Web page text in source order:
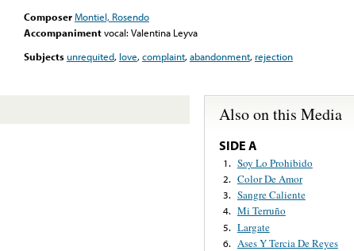
ComposerMontiel, Rosendo
Accompanimentvocal: Valentina Leyva
Subjectsunrequited, love,complaint,abandonment, rejection
Also on this Media
SIDE A
1. Soy Lo Prohibido
2. Color De Amor
3. Sangre Caliente
4. Mi Terruño
5. Largate
6. Ases Y Tercia De Reyes